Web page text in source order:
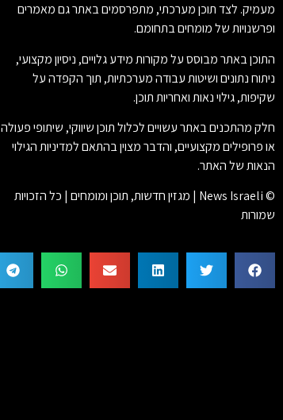
מעמיק. לצד תוכן מערכתי, מתפרסמים באתר גם מאמרים
ופרשנויות של מומחים בתחומם.
התוכן באתר מבוסס על מקורות מידע גלויים, ניסיון מקצועי,
ניתוח נתונים ושיטות עבודה מערכתיות, תוך הקפדה על
שקיפות, גילוי נאות ואחריות תוכן.
חלק מהתכנים באתר עשויים לכלול תוכן שיווקי, שיתופי פעולה
או פרופילים מקצועיים, והדבר מצוין בהתאם למדיניות הגילוי
הנאות של האתר.
© News Israeli | מגזין חדשות, תוכן ומומחים | כל הזכויות
שמורות